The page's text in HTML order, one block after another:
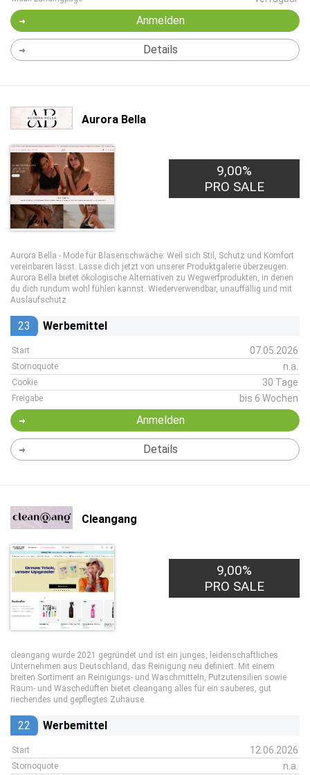
Anmelden
Details
Aurora Bella
9,00%
PRO SALE
Aurora Bella - Mode für Blasenschwäche: Weil sich Stil, Schutz und Komfort
vereinbaren lässt. Lasse dich jetzt von unserer Produktgalerie überzeugen.
Aurora Bella bietet ökologische Alternativen zu Wegwerfprodukten, in denen
du dich rundum wohl fühlen kannst. Wiederverwendbar, unauffällig und mit
Auslaufschutz.
23 Werbemittel
Start 07.05.2026
Stornoquote n.a.
Cookie 30 Tage
Freigabe bis 6 Wochen
Anmelden
Details
Cleangang
9,00%
PRO SALE
cleangang wurde 2021 gegründet und ist ein junges, leidenschaftliches
Unternehmen aus Deutschland, das Reinigung neu definiert. Mit einem
breiten Sortiment an Reinigungs- und Waschmitteln, Putzutensilien sowie
Raum- und Wäsche­düften bietet cleangang alles für ein sauberes, gut
riechendes und gepflegtes Zuhause.
22 Werbemittel
Start 12.06.2026
Stornoquote n.a.